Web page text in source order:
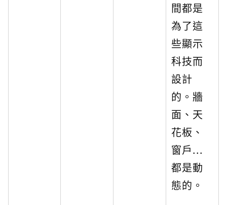
間都是
為了這
些顯示
科技而
設計
的。牆
面、天
花板、
窗戶...
都是動
態的。